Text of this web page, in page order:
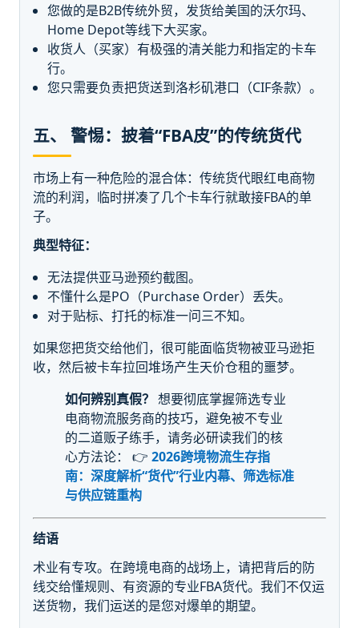
您做的是B2B传统外贸，发货给美国的沃尔玛、
Home Depot等线下大买家。
收货人（买家）有极强的清关能力和指定的卡车
行。
您只需要负责把货送到洛杉矶港口（CIF条款）。
五、 警惕：披着“FBA皮”的传统货代
市场上有一种危险的混合体：传统货代眼红电商物
流的利润，临时拼凑了几个卡车行就敢接FBA的单
子。
典型特征：
无法提供亚马逊预约截图。
不懂什么是PO（Purchase Order）丢失。
对于贴标、打托的标准一问三不知。
如果您把货交给他们，很可能面临货物被亚马逊拒
收，然后被卡车拉回堆场产生天价仓租的噩梦。
如何辨别真假？ 想要彻底掌握筛选专业
电商物流服务商的技巧，避免被不专业
的二道贩子练手，请务必研读我们的核
心方法论： 👉 2026跨境物流生存指
南：深度解析“货代”行业内幕、筛选标准
与供应链重构
结语
术业有专攻。在跨境电商的战场上，请把背后的防
线交给懂规则、有资源的专业FBA货代。我们不仅运
送货物，我们运送的是您对爆单的期望。